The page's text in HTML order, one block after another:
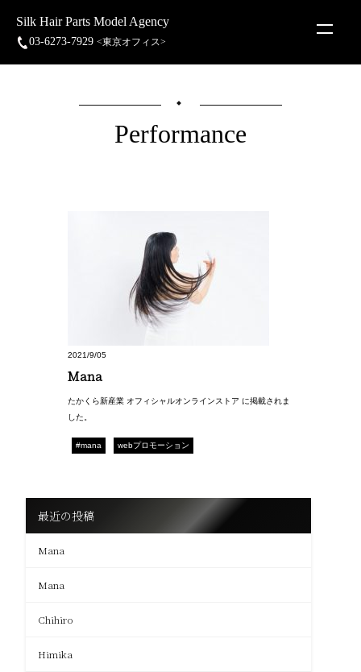
Silk Hair Parts Model Agency
03-6273-7929 <東京オフィス>
Performance
2021/9/05
Mana
たかくら新産業 オフィシャルオンラインストア に掲載されま
した。
#mana webプロモーション
最近の投稿
Mana
Mana
Chihiro
Himika